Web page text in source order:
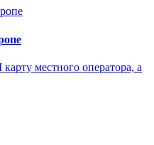
местного оператора, а